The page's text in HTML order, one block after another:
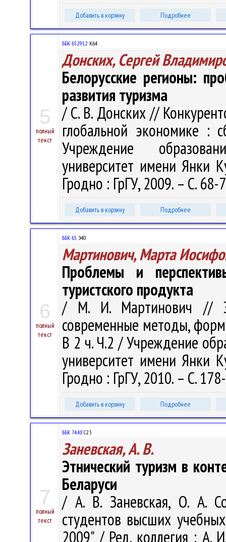
Добавить в корзину Подробнее
5
полный
текст
ББК 65.291.2 К64
Донских, Сергей
Белорусские регионы:
развития туризма
/ С. В. Донских //
глобальной экономике
Учреждение
университет имени Янки
Гродно : ГрГУ, 2009. – С. 68-
Добавить в корзину Подробнее
6
полный
текст
ББК 65.Э40
Мартинович, Марта
Проблемы и
туристского продукта
/ М. И. Мартинович //
современные методы,
В 2 ч. Ч.2 / Учреждение
университет имени Янки
Гродно : ГрГУ, 2010. – С.
Добавить в корзину Подробнее
7
полный
текст
ББК 74.48 С23
Заневская, А. В.
Этнический туризм в
Беларуси
/ А. В. Заневская, О. А.
студентов высших
2009" / Ред. коллегия : А.